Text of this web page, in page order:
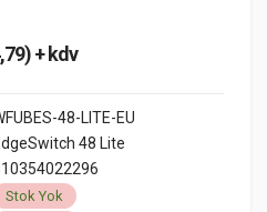
+ kdv
48-LITE-EU
48 Lite
Stok Yok